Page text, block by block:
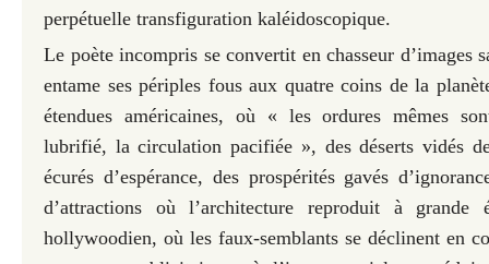
perpétuelle transfiguration kaléidoscopique.
Le poète incompris se convertit en chasseur d’images
entame ses périples fous aux quatre coins de la
étendues américaines, où « les ordures mêmes
lubrifié, la circulation pacifiée », des déserts vidés
écurés d’espérance, des prospérités gavés
d’attractions où l’architecture reproduit à grande
hollywoodien, où les faux-semblants se déclinent en